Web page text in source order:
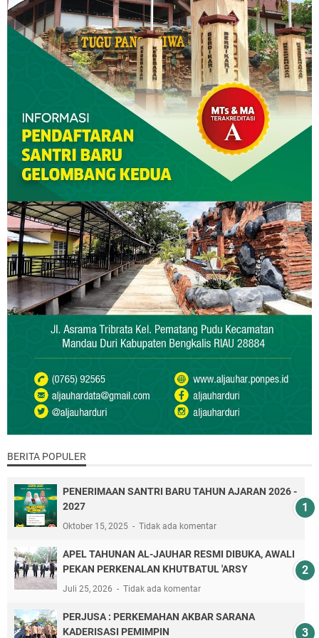
BERITA POPULER
PENERIMAAN SANTRI BARU TAHUN AJARAN 2026 -
2027
Oktober 15, 2025 Tidak ada komentar
APEL TAHUNAN AL-JAUHAR RESMI DIBUKA, AWALI
PEKAN PERKENALAN KHUTBATUL 'ARSY
Juli 25, 2026 Tidak ada komentar
PERJUSA : PERKEMAHAN AKBAR SARANA
KADERISASI PEMIMPIN